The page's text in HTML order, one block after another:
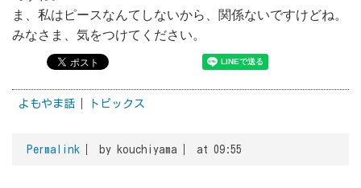
ま、私はピースなんてしないから、関係ないですけどね。
みなさま、気をつけてください。
よもやま話 トピックス
Permalink by kouchiyama at 09:55